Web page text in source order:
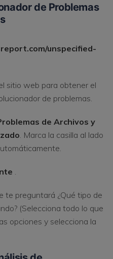
de Problemas
unspecified-
sitio web para obtener el
de problemas.
de Archivos y
. Marca la casilla al lado
.
te preguntará ¿Qué tipo de
(Selecciona todo lo que
opciones y selecciona la